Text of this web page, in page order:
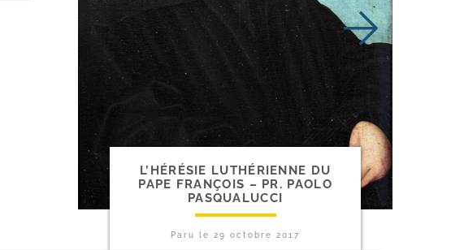
L’HÉRÉSIE LUTHÉRIENNE DU
PAPE FRANÇOIS – PR. PAOLO
PASQUALUCCI
Paru le29 octobre 2017